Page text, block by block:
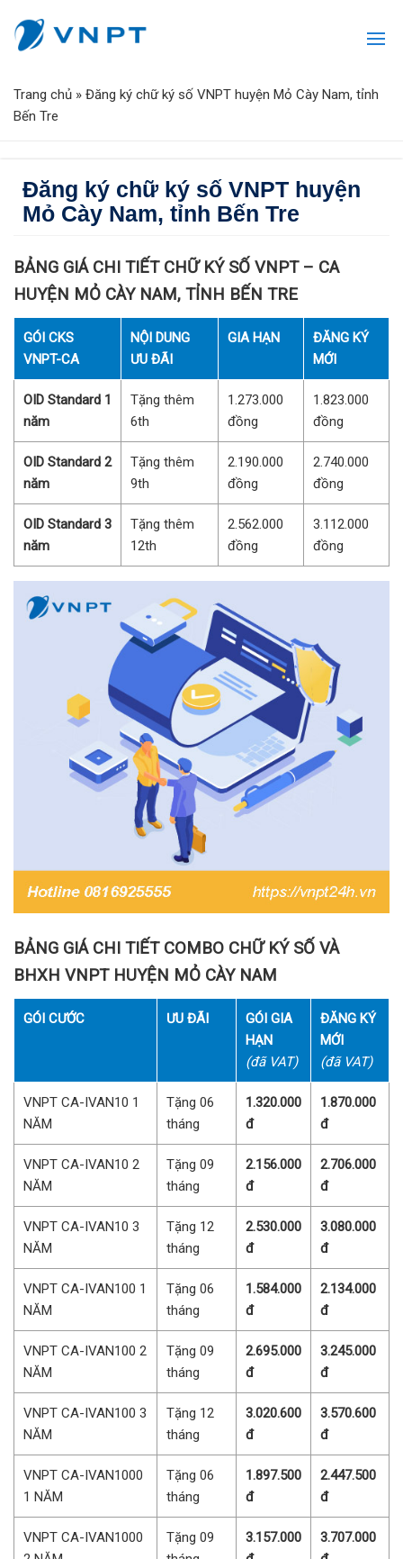
Trang chủ » Đăng ký chữ ký số VNPT huyện Mỏ Cày Nam, tỉnh
Bến Tre
Đăng ký chữ ký số VNPT huyện
Mỏ Cày Nam, tỉnh Bến Tre
BẢNG GIÁ CHI TIẾT CHỮ KÝ SỐ VNPT – CA
HUYỆN MỎ CÀY NAM, TỈNH BẾN TRE
GÓI CKS
VNPT-CA
NỘI DUNG
ƯU ĐÃI
GIA HẠN
ĐĂNG KÝ
MỚI
OID Standard 1
năm
Tặng thêm
6th
1.273.000
đồng
1.823.000
đồng
OID Standard 2
năm
Tặng thêm
9th
2.190.000
đồng
2.740.000
đồng
OID Standard 3
năm
Tặng thêm
12th
2.562.000
đồng
3.112.000
đồng
BẢNG GIÁ CHI TIẾT COMBO CHỮ KÝ SỐ VÀ
BHXH VNPT HUYỆN MỎ CÀY NAM
GÓI CƯỚC ƯU ĐÃI
GÓI GIA
HẠN
(đã VAT)
ĐĂNG KÝ
MỚI
(đã VAT)
VNPT CA-IVAN10 1
NĂM
Tặng 06
tháng
1.320.000
đ
1.870.000
đ
VNPT CA-IVAN10 2
NĂM
Tặng 09
tháng
2.156.000
đ
2.706.000
đ
VNPT CA-IVAN10 3
NĂM
Tặng 12
tháng
2.530.000
đ
3.080.000
đ
VNPT CA-IVAN100 1
NĂM
Tặng 06
tháng
1.584.000
đ
2.134.000
đ
VNPT CA-IVAN100 2
NĂM
Tặng 09
tháng
2.695.000
đ
3.245.000
đ
VNPT CA-IVAN100 3
NĂM
Tặng 12
tháng
3.020.600
đ
3.570.600
đ
VNPT CA-IVAN1000
1 NĂM
Tặng 06
tháng
1.897.500
đ
2.447.500
đ
VNPT CA-IVAN1000
Tặng 09
3.157.000
3.707.000